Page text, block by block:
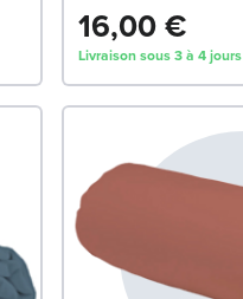
16,00 €
Livraison sous 3 à 4 jours